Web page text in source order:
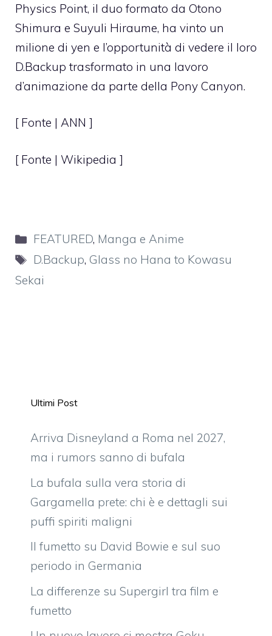
Physics Point, il duo formato da Otono
Shimura e Suyuli Hiraume, ha vinto un
milione di yen e l’opportunità di vedere il loro
D.Backup trasformato in una lavoro
d’animazione da parte della Pony Canyon.
[ Fonte | ANN ]
[ Fonte | Wikipedia ]
Categorie
FEATURED, Manga e Anime
Tag
D.Backup, Glass no Hana to Kowasu
Sekai
Ultimi Post
Arriva Disneyland a Roma nel 2027,
ma i rumors sanno di bufala
La bufala sulla vera storia di
Gargamella prete: chi è e dettagli sui
puffi spiriti maligni
Il fumetto su David Bowie e sul suo
periodo in Germania
La differenze su Supergirl tra film e
fumetto